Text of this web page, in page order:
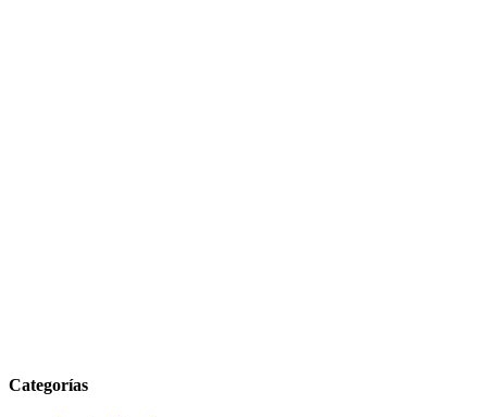
Categorías